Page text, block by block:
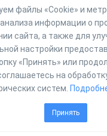
файлы «Cookie» и
информации о
сайта, а также для
настройки
«Принять» или
на
систем.
Принять